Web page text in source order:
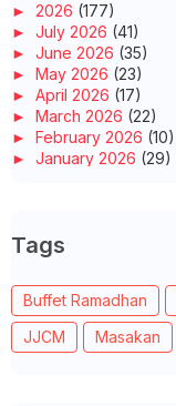
► 2026 (177)
► July 2026 (41)
► June 2026 (35)
► May 2026 (23)
► April 2026 (17)
► March 2026 (22)
► February 2026 (10)
► January 2026 (29)
►October 2025
September 2025
►August 2025(6)
►July 2025(20)
►June 2025(22)
►May 2025(32)
Tags
Buffet Ramadhan
JJCM
Masakan